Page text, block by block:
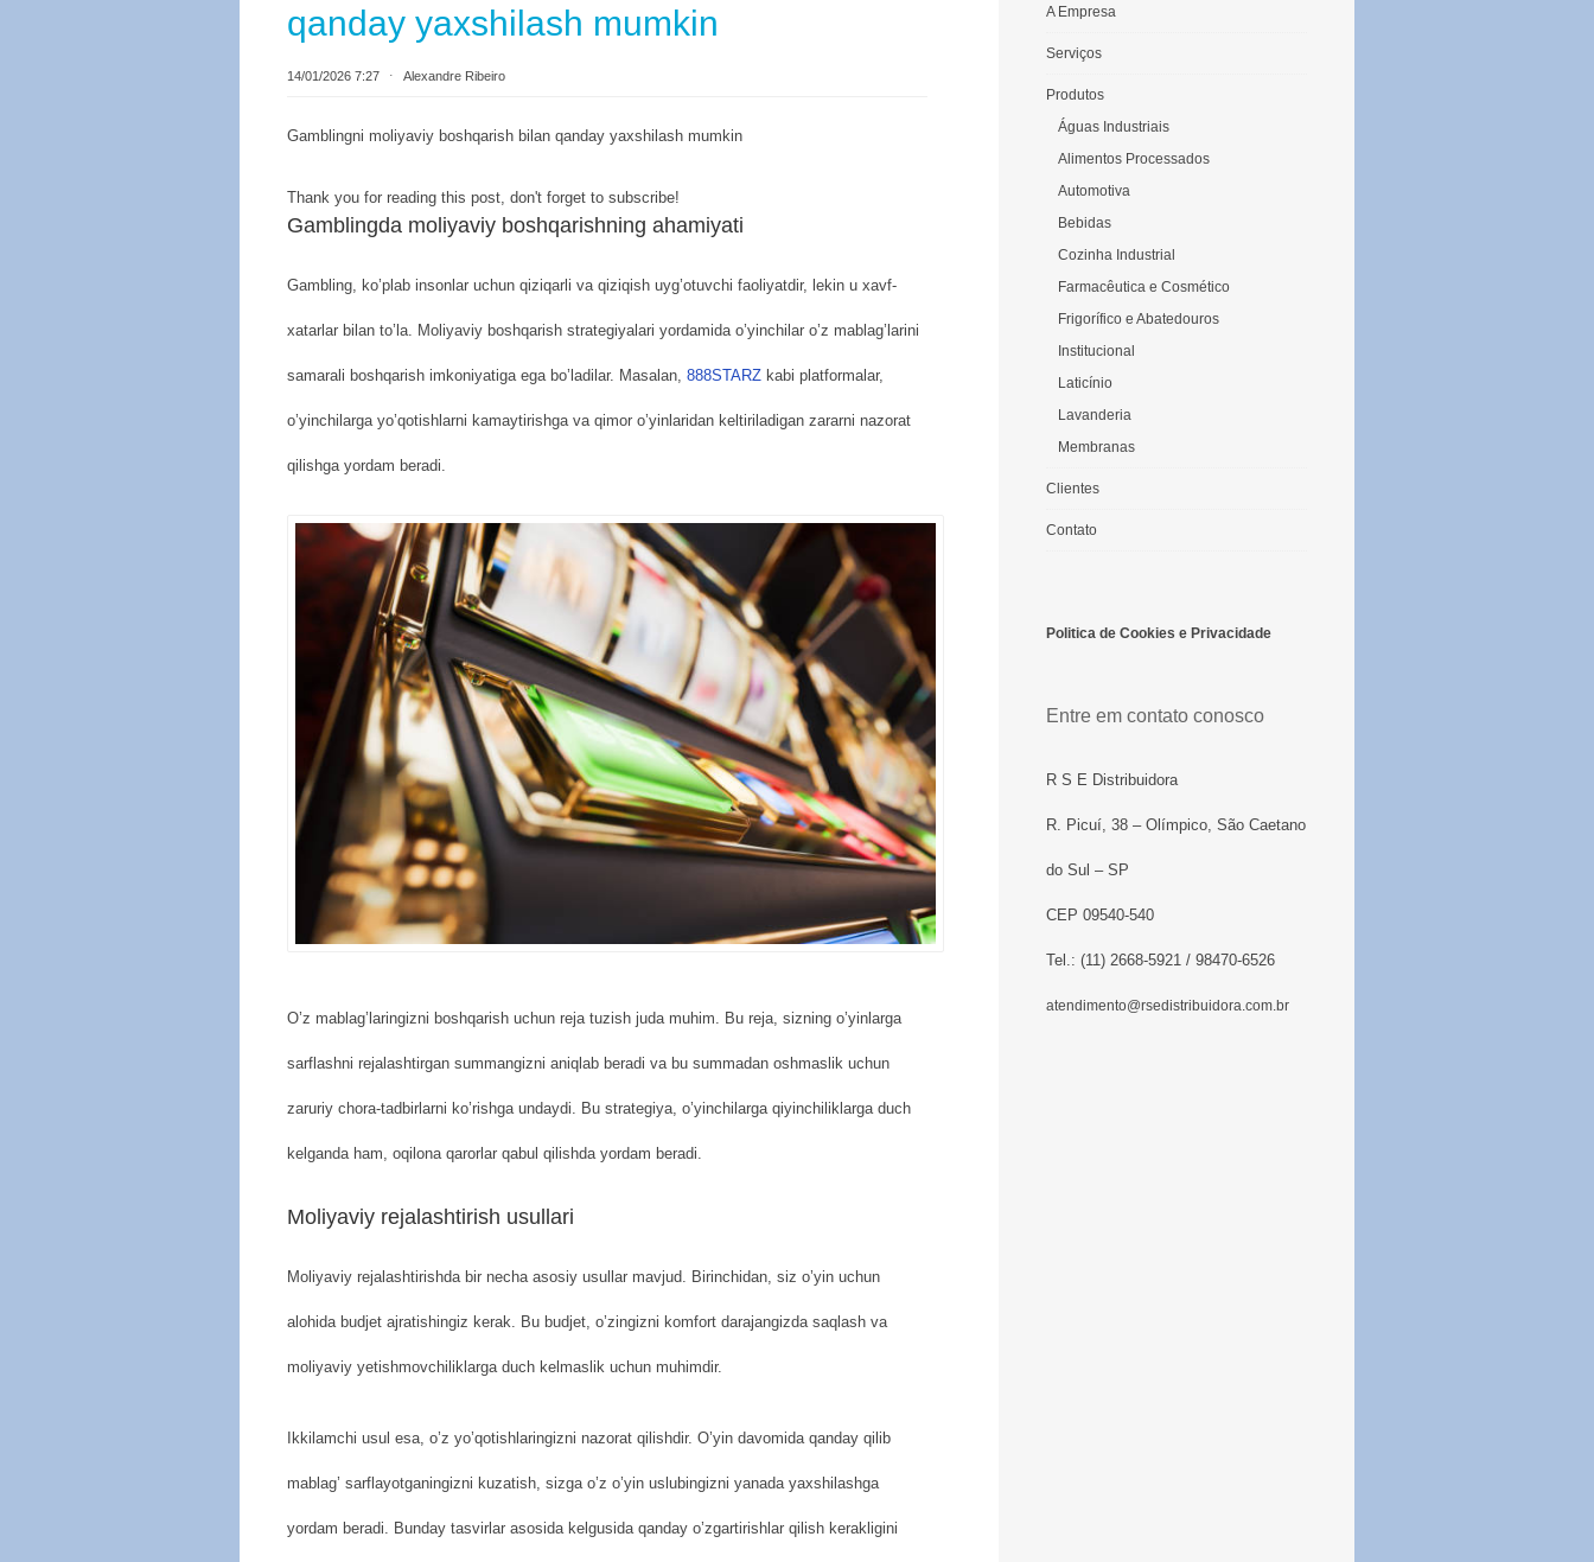
qanday yaxshilash mumkin
14/01/2026 7:27 ⋅ Alexandre Ribeiro
Gamblingni moliyaviy boshqarish bilan qanday yaxshilash mumkin
Thank you for reading this post, don't forget to subscribe!
Gamblingda moliyaviy boshqarishning ahamiyati
Gambling, ko’plab insonlar uchun qiziqarli va qiziqish uyg’otuvchi faoliyatdir, lekin u xavf-
xatarlar bilan to’la. Moliyaviy boshqarish strategiyalari yordamida o’yinchilar o’z mablag’larini
samarali boshqarish imkoniyatiga ega bo’ladilar. Masalan, 888STARZ kabi platformalar,
o’yinchilarga yo’qotishlarni kamaytirishga va qimor o’yinlaridan keltiriladigan zararni nazorat
qilishga yordam beradi.
O’z mablag’laringizni boshqarish uchun reja tuzish juda muhim. Bu reja, sizning o’yinlarga
sarflashni rejalashtirgan summangizni aniqlab beradi va bu summadan oshmaslik uchun
zaruriy chora-tadbirlarni ko’rishga undaydi. Bu strategiya, o’yinchilarga qiyinchiliklarga duch
kelganda ham, oqilona qarorlar qabul qilishda yordam beradi.
Moliyaviy rejalashtirish usullari
Moliyaviy rejalashtirishda bir necha asosiy usullar mavjud. Birinchidan, siz o’yin uchun
alohida budjet ajratishingiz kerak. Bu budjet, o’zingizni komfort darajangizda saqlash va
moliyaviy yetishmovchiliklarga duch kelmaslik uchun muhimdir.
Ikkilamchi usul esa, o’z yo’qotishlaringizni nazorat qilishdir. O’yin davomida qanday qilib
mablag’ sarflayotganingizni kuzatish, sizga o’z o’yin uslubingizni yanada yaxshilashga
yordam beradi. Bunday tasvirlar asosida kelgusida qanday o’zgartirishlar qilish kerakligini
A Empresa
Serviços
Produtos
Águas Industriais
Alimentos Processados
Automotiva
Bebidas
Cozinha Industrial
Farmacêutica e Cosmético
Frigorífico e Abatedouros
Institucional
Laticínio
Lavanderia
Membranas
Clientes
Contato
Politica de Cookies e Privacidade
Entre em contato conosco
R S E Distribuidora
R. Picuí, 38 – Olímpico, São Caetano
do Sul – SP
CEP 09540-540
Tel.: (11) 2668-5921 / 98470-6526
atendimento@rsedistribuidora.com.br